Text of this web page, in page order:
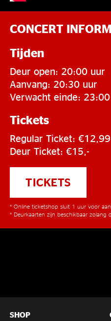
CONCERT
Tijden
Deur open: 20:00 uur
Aanvang: 20:30 uur
Verwacht einde:
Tickets
Regular Ticket:
Deur Ticket: €15,-
TICKETS
* Online ticketshop sluit 1 uur voor
* Deurkaarten zijn beschikbaar zolang
SHOP